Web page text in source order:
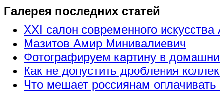
Галерея последних статей
XXI салон современного искусства
Мазитов Амир Минивалиевич
Фотографируем картину в
Как не допустить дробления
Что мешает россиянам